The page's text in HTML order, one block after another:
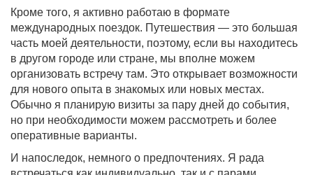
Кроме того, я активно работаю в формате
международных поездок. Путешествия — это большая
часть моей деятельности, поэтому, если вы находитесь
в другом городе или стране, мы вполне можем
организовать встречу там. Это открывает возможности
для нового опыта в знакомых или новых местах.
Обычно я планирую визиты за пару дней до события,
но при необходимости можем рассмотреть и более
оперативные варианты.
И напоследок, немного о предпочтениях. Я рада